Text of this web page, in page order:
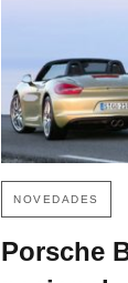
NOVEDADES
Porsche